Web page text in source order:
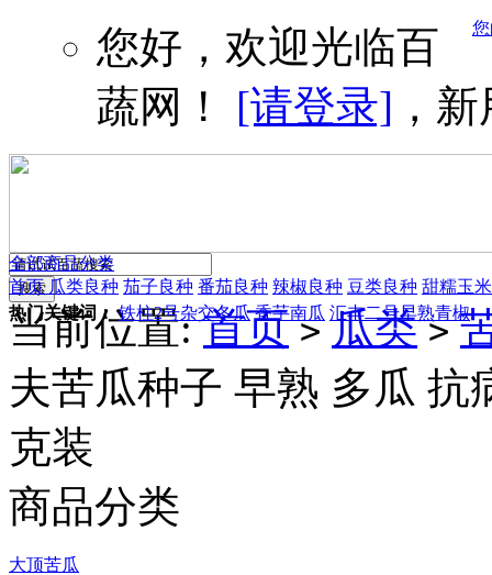
您好，欢迎光临百
蔬网！ [请登录] ，
热门关键词： 铁柱2号杂交冬瓜 香芋南瓜 汇丰二号早熟青椒
全部商品分类
首页 瓜类良种 茄子良种 番茄良种 辣椒良种 豆类良种 甜糯玉米
当前位置:首页 > 瓜类 >
夫苦瓜种子 早熟 多瓜 抗
克装
商品分类
大顶苦瓜